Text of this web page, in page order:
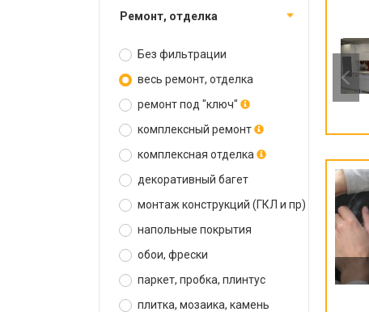
ремонт, отделка
Без фильтрации
весь ремонт, отделка
ремонт под "ключ"
комплексный ремонт
комплексная отделка
декоративный багет
монтаж конструкций (ГКЛ и пр)
напольные покрытия
обои, фрески
паркет, пробка, плинтус
плитка, мозаика, камень